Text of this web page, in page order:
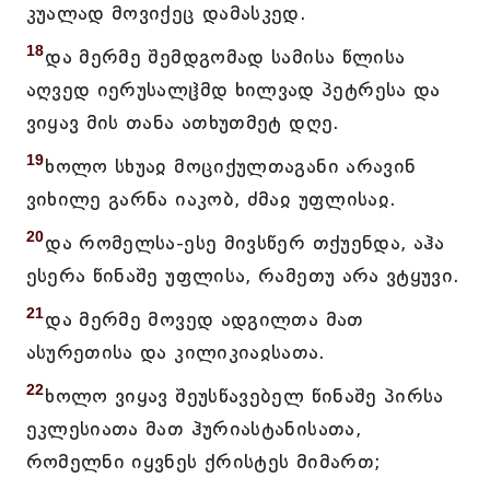
კუალად მოვიქეც დამასკედ.
18და მერმე შემდგომად სამისა წლისა
აღვედ იერუსალჱმდ ხილვად პეტრესა და
ვიყავ მის თანა ათხუთმეტ დღე.
19ხოლო სხუაჲ მოციქულთაგანი არავინ
ვიხილე გარნა იაკობ, ძმაჲ უფლისაჲ.
20და რომელსა-ესე მივსწერ თქუენდა, აჰა
ესერა წინაშე უფლისა, რამეთუ არა ვტყუვი.
21და მერმე მოვედ ადგილთა მათ
ასურეთისა და კილიკიაჲსათა.
22ხოლო ვიყავ შეუსწავებელ წინაშე პირსა
ეკლესიათა მათ ჰურიასტანისათა,
რომელნი იყვნეს ქრისტეს მიმართ;